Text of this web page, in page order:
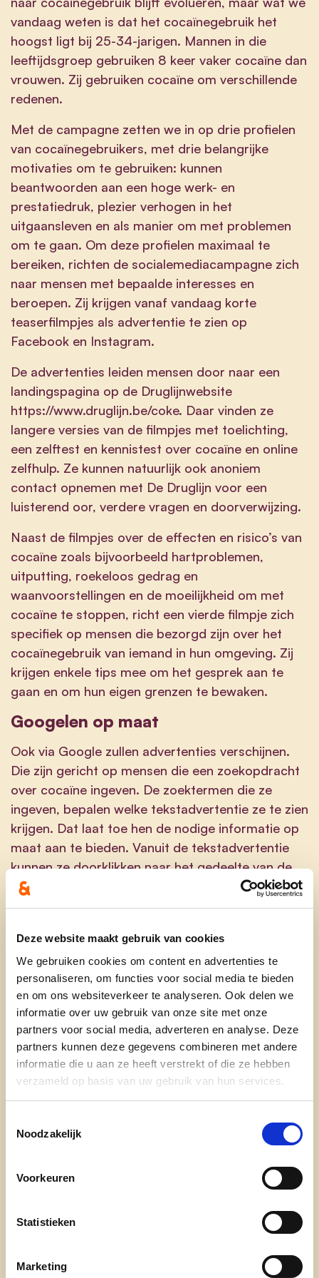
Deze website maakt gebruik van cookies
We gebruiken cookies om content en advertenties te
personaliseren, om functies voor social media te bieden
en om ons websiteverkeer te analyseren. Ook delen we
informatie over uw gebruik van onze site met onze
partners voor social media, adverteren en analyse. Deze
partners kunnen deze gegevens combineren met andere
informatie die u aan ze heeft verstrekt of die ze hebben
verzameld op basis van uw gebruik van hun services.
Noodzakelijk
Voorkeuren
Statistieken
Marketing
vandaag weten is dat het cocaïnegebruik het
hoogst ligt bij 25-34-jarigen. Mannen in die
leeftijdsgroep gebruiken 8 keer vaker cocaïne dan
vrouwen. Zij gebruiken cocaïne om verschillende
redenen.
Met de campagne zetten we in op drie profielen
van cocaïnegebruikers, met drie belangrijke
motivaties om te gebruiken: kunnen
beantwoorden aan een hoge werk- en
prestatiedruk, plezier verhogen in het
uitgaansleven en als manier om met problemen
om te gaan. Om deze profielen maximaal te
bereiken, richten de socialemediacampagne zich
naar mensen met bepaalde interesses en
beroepen. Zij krijgen vanaf vandaag korte
teaserfilmpjes als advertentie te zien op
Facebook en Instagram.
De advertenties leiden mensen door naar een
landingspagina op de Druglijnwebsite
https://www.druglijn.be/coke. Daar vinden ze
langere versies van de filmpjes met toelichting,
een zelftest en kennistest over cocaïne en online
zelfhulp. Ze kunnen natuurlijk ook anoniem
contact opnemen met De Druglijn voor een
luisterend oor, verdere vragen en doorverwijzing.
Naast de filmpjes over de effecten en risico’s van
cocaïne zoals bijvoorbeeld hartproblemen,
uitputting, roekeloos gedrag en
waanvoorstellingen en de moeilijkheid om met
cocaïne te stoppen, richt een vierde filmpje zich
specifiek op mensen die bezorgd zijn over het
cocaïnegebruik van iemand in hun omgeving. Zij
krijgen enkele tips mee om het gesprek aan te
gaan en om hun eigen grenzen te bewaken.
Googelen op maat
Ook via Google zullen advertenties verschijnen.
Die zijn gericht op mensen die een zoekopdracht
over cocaïne ingeven. De zoektermen die ze
ingeven, bepalen welke tekstadvertentie ze te zien
krijgen. Dat laat toe hen de nodige informatie op
maat aan te bieden. Vanuit de tekstadvertentie
kunnen ze doorklikken naar het gedeelte van de
Druglijnwebsite dat het best aansluit bij hun vraag
of nood.
En verder
Het blijft niet bij enkel deze campagne. Ook de
komende periode zal VAD/De Druglijn blijven
inzetten op cocaïne. Zo is VAD bezig met een
grondig onderzoek naar wie vandaag in
Vlaanderen cocaïne gebruikt, waarom zij dit doen
en waarom sommige mensen met hun
cocaïnegebruik in de problemen komen. Op basis
van de resultaten bekijkt VAD verder hoe ze het
verder kunnen versterken. Ook daarin kunnen de
krijgen, bijvoorbeeld in het kader van een alcohol-
campagne worden de filmpjes ook verder
De teasers bekijken kan via :